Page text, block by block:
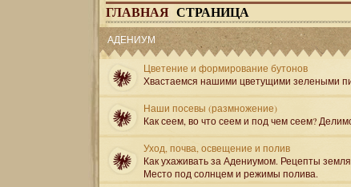
ГЛАВНАЯ СТРАНИЦА
АДЕНИУМ
Цветение и формирование бутонов
Хвастаемся нашими цветущими зелеными
Наши посевы (размножение)
Как сеем, во что сеем и под чем сеем?
Уход, почва, освещение и полив
Как ухаживать за Адениумом. Рецепты
Место под солнцем и режимы полива.